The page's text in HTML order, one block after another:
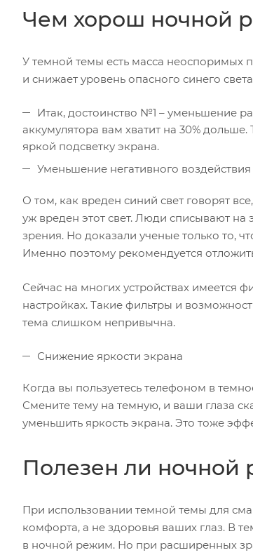
Чем хорош ночной
У темной темы есть масса неоспоримых
и снижает уровень опасного синего
Итак, достоинство №1 – уменьшение
аккумулятора вам хватит на 30%
яркой подсветку экрана.
Уменьшение негативного воздействия
О том, как вреден синий свет говорят
уж вреден этот свет. Люди списывают на
зрения. Но доказали ученые только то,
Именно поэтому рекомендуется
Сейчас на многих устройствах имеется
настройках. Такие фильтры и
тема слишком непривычна.
Снижение яркости экрана
Когда вы пользуетесь телефоном в
Смените тему на темную, и ваши глаза
уменьшить яркость экрана. Это тоже
Полезен ли ночной
При использовании темной темы для
комфорта, а не здоровья ваших глаз. В
в ночной режим. Но при расширенных